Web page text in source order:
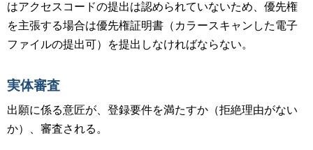
はアクセスコードの提出は認められていないため、優先権
を主張する場合は優先権証明書（カラースキャンした電子
ファイルの提出可）を提出しなければならない。
実体審査
出願に係る意匠が、登録要件を満たすか（拒絶理由がない
か）、審査される。